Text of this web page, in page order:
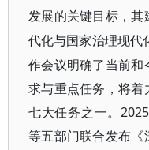
发展的关键目标，
代化与国家治理现代
作会议明确了当前
求与重点任务，将
七大任务之一。
等五部门联合发布